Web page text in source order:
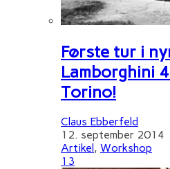
Første tur i
Lamborghini
Torino!
Claus Ebberfeld
12. september 2014
Artikel , Workshop
13